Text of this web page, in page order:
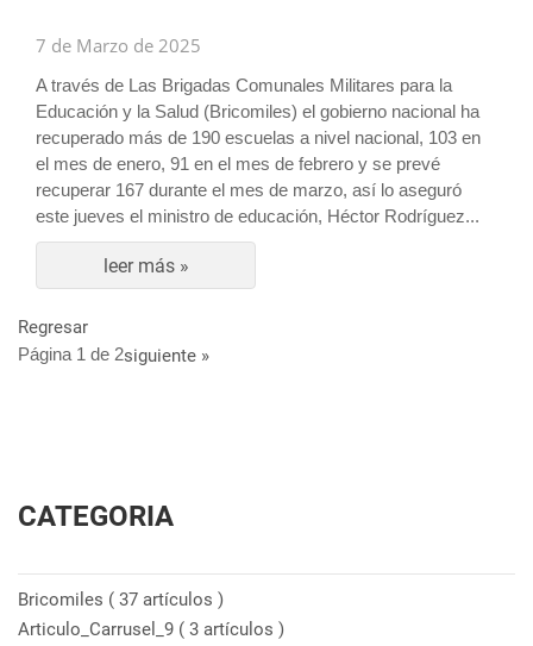
7 de Marzo de 2025
A través de Las Brigadas Comunales Militares para la
Educación y la Salud (Bricomiles) el gobierno nacional ha
recuperado más de 190 escuelas a nivel nacional, 103 en
el mes de enero, 91 en el mes de febrero y se prevé
recuperar 167 durante el mes de marzo, así lo aseguró
este jueves el ministro de educación, Héctor Rodríguez...
leer más »
Regresar
Página 1 de 2siguiente »
CATEGORIA
Bricomiles ( 37 artículos )
Articulo_Carrusel_9 ( 3 artículos )